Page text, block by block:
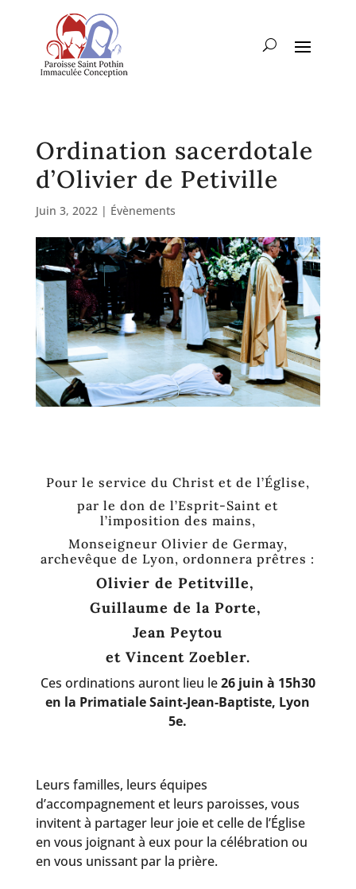
Ordination sacerdotale
d’Olivier de Petiville
Juin 3, 2022| Évènements
Pour le service du Christ et de l’Église,
par le don de l’Esprit-Saint et
l’imposition des mains,
Monseigneur Olivier de Germay,
archevêque de Lyon, ordonnera prêtres :
Olivier de Petitville,
Guillaume de la Porte,
Jean Peytou
et Vincent Zoebler.
Ces ordinations auront lieu le26 juin à 15h30
en la Primatiale Saint-Jean-Baptiste, Lyon
5e.
Leurs familles, leurs équipes
d’accompagnement et leurs paroisses, vous
invitent à partager leur joie et celle de l’Église
en vous joignant à eux pour la célébration ou
en vous unissant par la prière.